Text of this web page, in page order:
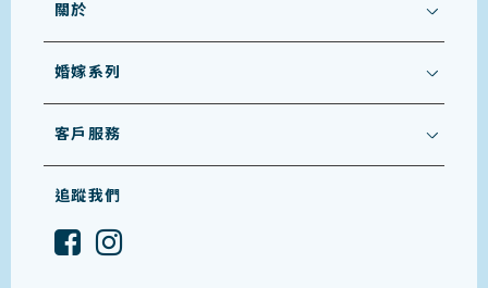
關於
婚嫁系列
客戶服務
追蹤我們